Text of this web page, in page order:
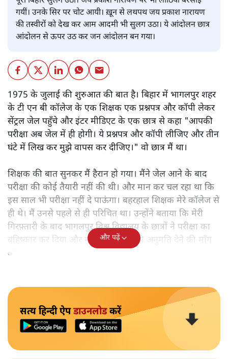
गयीं। उनके सिर पर चोट आयी। ख़ून से लथपथ जय प्रकाश नारायण
की तस्वीरों को देख कर आम आदमी भी सुलग उठा। ये आंदोलन छात्र
आंदोलन से ऊपर उठ कर जन आंदोलन बन गया।
1975 के जुलाई की शुरुआत की बात है। बिहार में भागलपुर शहर
के टी एन बी कॉलेज के एक शिक्षक एक प्रश्नपत्र और कॉपी लेकर
सेंट्रल जेल पहुँचे और इंटर मीडिएट के एक छात्र से कहा "आपकी
परीक्षा अब जेल में ही होगी। ये प्रश्नपत्र और कॉपी लीजिए और तीन
घंटे में लिख कर मुझे वापस कर दीजिए।" वो छात्र मैं था।
शिक्षक की बात सुनकर मैं हैरान हो गया। मैंने जेल आने के बाद
परीक्षा की कोई तैयारी नहीं की थी। और मान कर चल रहा था कि
इस साल भी परीक्षा नहीं दे पाऊंगा। बहरहाल शिक्षक मेरे कॉलेज से
ही थे। मैं उनसे पहले से ही परिचित था। उन्होंने बताया कि मेरी
गिरफ़्तारी के बाद भागलपुर विश्व विद्यालय के छात्रों ने परीक्षा का
बहिष्कार कर दिया और मुझे परीक्षा देने की अनुमति देने की माँग
की।
और पढ़ें
सत्य हिन्दी ऐपडाउनलोडकरें